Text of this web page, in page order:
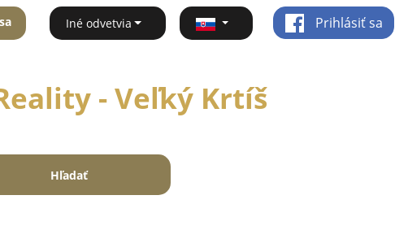
Iné odvetvia Prihlásiť sa
- Veľký Krtíš
Hľadať